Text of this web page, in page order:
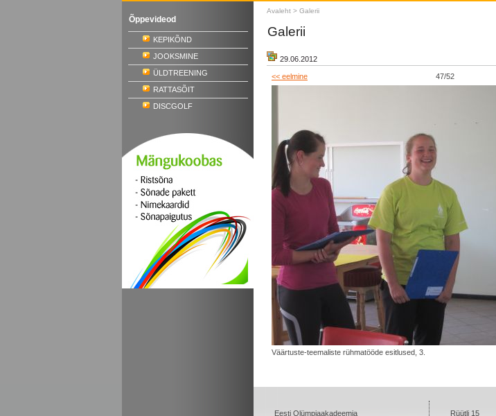
Õppevideod
KEPIKÕND
JOOKSMINE
ÜLDTREENING
RATTASÕIT
DISCGOLF
Avaleht > Galerii
Galerii
29.06.2012
<< eelmine 47/52
Väärtuste-teemaliste rühmatööde esitlused, 3.
Eesti Olümpiaakadeemia Rüütli 15